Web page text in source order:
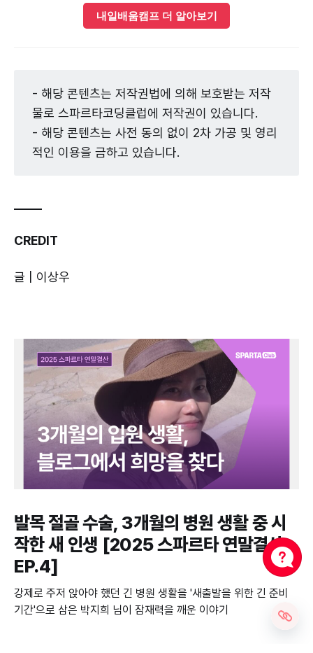
내일배움캠프 더 알아보기
- 해당 콘텐츠는 저작권법에 의해 보호받는 저작
물로 스파르타코딩클럽에 저작권이 있습니다.
- 해당 콘텐츠는 사전 동의 없이 2차 가공 및 영리
적인 이용을 금하고 있습니다.
CREDIT
글 | 이상우
발목 절골 수술, 3개월의 병원 생활 중 시
작한 새 인생 [2025 스파르타 연말결산
EP.4]
강제로 주저 앉아야 했던 긴 병원 생활을 '새출발을 위한 긴 준비
기간'으로 삼은 박지희 님이 잠재력을 깨운 이야기